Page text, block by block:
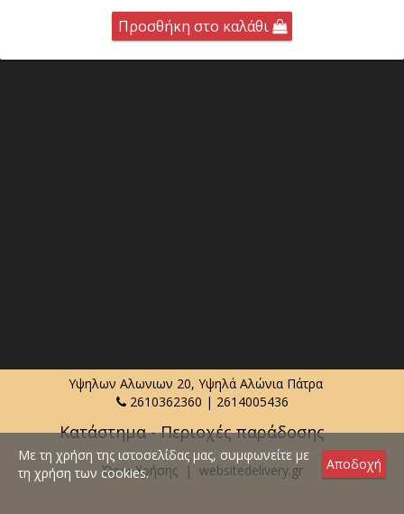
Προσθήκη στο καλάθι
Υψηλων Αλωνιων 20, Υψηλά Αλώνια Πάτρα
2610362360 | 2614005436
Κατάστημα - Περιοχές παράδοσης
Όροι Χρήσης | websitedelivery.gr Αποδοχή
Με τη χρήση της ιστοσελίδας μας, συμφωνείτε με
τη χρήση των cookies.